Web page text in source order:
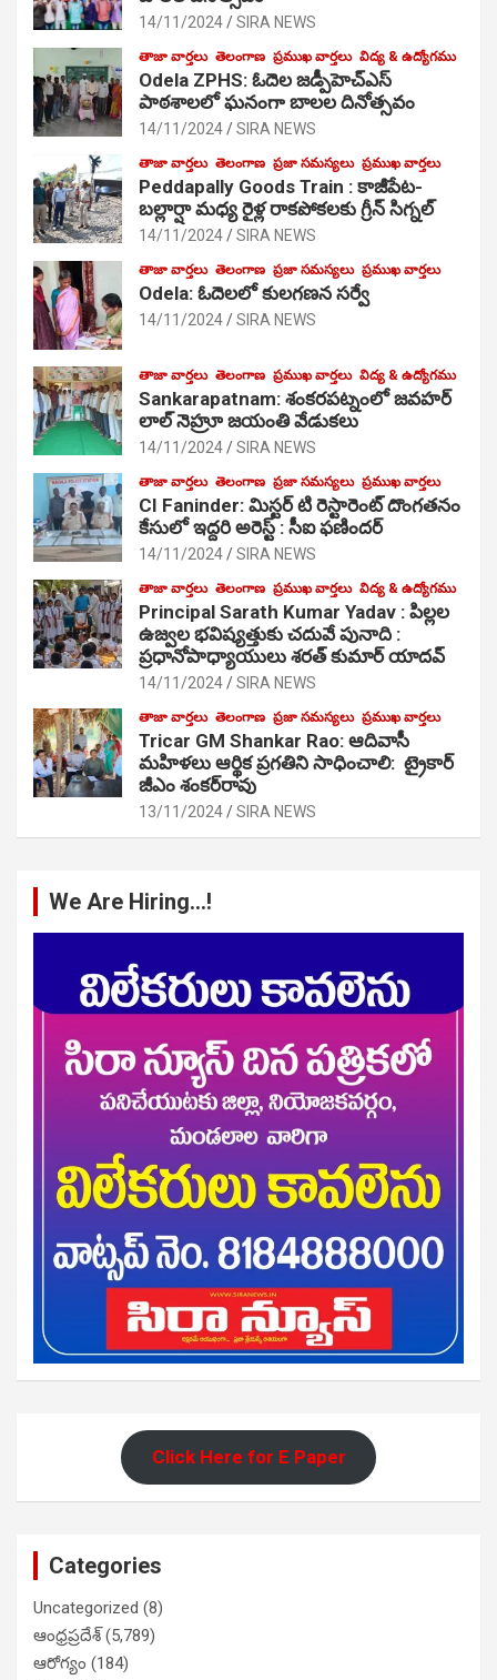
14/11/2024 SIRA NEWS
తాజా వార్తలు తెలంగాణ ప్రముఖ వార్తలు విద్య & ఉద్యోగము
Odela ZPHS: ఓదెల జ‌డ్పీహెచ్ఎస్
పాఠ‌శాల‌లో ఘనంగా బాలల దినోత్సవం
14/11/2024 SIRA NEWS
తాజా వార్తలు తెలంగాణ ప్రజా సమస్యలు ప్రముఖ వార్తలు
Peddapally Goods Train : కాజీపేట-
బల్లార్షా మధ్య రైళ్ల రాకపోకలకు గ్రీన్ సిగ్నల్
14/11/2024 SIRA NEWS
తాజా వార్తలు తెలంగాణ ప్రజా సమస్యలు ప్రముఖ వార్తలు
Odela: ఓదెలలో కులగణన సర్వే
14/11/2024 SIRA NEWS
తాజా వార్తలు తెలంగాణ ప్రముఖ వార్తలు విద్య & ఉద్యోగము
Sankarapatnam: శంకరపట్నంలో జవహర్
లాల్ నెహ్రూ జయంతి వేడుకలు
14/11/2024 SIRA NEWS
తాజా వార్తలు తెలంగాణ ప్రజా సమస్యలు ప్రముఖ వార్తలు
CI Faninder: మిస్టర్ టి రెస్టారెంట్ దొంగతనం
కేసులో ఇద్దరి అరెస్ట్ : సీఐ ఫణిందర్
14/11/2024 SIRA NEWS
తాజా వార్తలు తెలంగాణ ప్రముఖ వార్తలు విద్య & ఉద్యోగము
Principal Sarath Kumar Yadav : పిల్లల
ఉజ్వల భవిష్యత్తుకు చదువే పునాది :
ప్రధానోపాధ్యాయులు శరత్ కుమార్ యాదవ్
14/11/2024 SIRA NEWS
తాజా వార్తలు తెలంగాణ ప్రజా సమస్యలు ప్రముఖ వార్తలు
Tricar GM Shankar Rao: ఆదివాసీ
మహిళలు ఆర్థిక ప్రగతిని సాధించాలి: ట్రైకార్
జీఎం శంకర్‌రావు
13/11/2024 SIRA NEWS
We Are Hiring…!
Click Here for E Paper
Categories
Uncategorized (8)
ఆంధ్రప్రదేశ్(5,789)
ఆరోగ్యం (184)